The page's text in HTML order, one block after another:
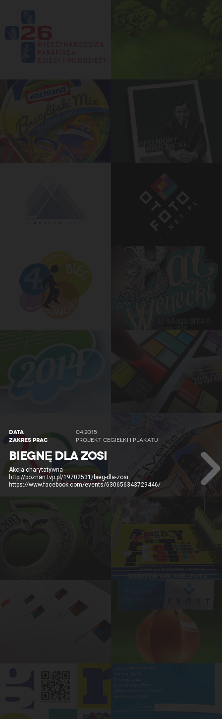
DATA 04.2015
ZAKRES PRAC PROJEKT CEGIEŁKI I PLAKATU
BIEGNĘ DLA ZOSI
Akcja charytatywna
http://poznan.tvp.pl/19702531/bieg-dla-zosi
https://www.facebook.com/events/630656343729446/